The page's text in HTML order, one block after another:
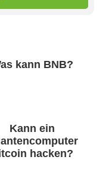
kann BNB?
Kann ein
hacken?